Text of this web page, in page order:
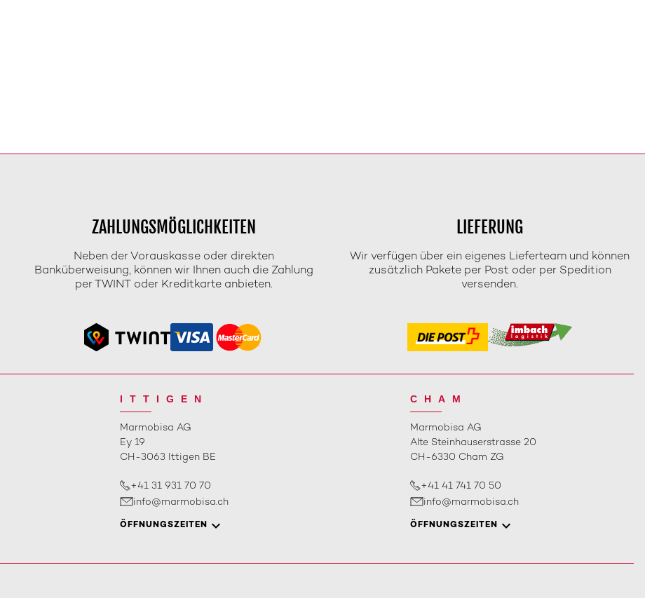
ZAHLUNGSMÖGLICHKEITEN
Neben der Vorauskasse oder direkten
Banküberweisung, können wir Ihnen auch die Zahlung
per TWINT oder Kreditkarte anbieten.
LIEFERUNG
Wir verfügen über ein eigenes Lieferteam und können
zusätzlich Pakete per Post oder per Spedition
versenden.
ITTIGEN
Marmobisa AG
Ey 19
CH-3063 Ittigen BE
+41 31 931 70 70
info@marmobisa.ch
ÖFFNUNGSZEITEN
CHAM
Marmobisa AG
Alte Steinhauserstrasse 20
CH-6330 Cham ZG
+41 41 741 70 50
info@marmobisa.ch
ÖFFNUNGSZEITEN